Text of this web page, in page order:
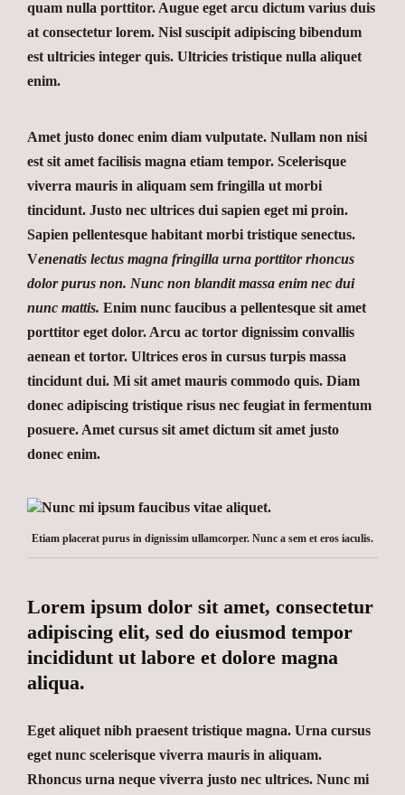
quam nulla porttitor. Augue eget arcu dictum varius duis
at consectetur lorem. Nisl suscipit adipiscing bibendum
est ultricies integer quis. Ultricies tristique nulla aliquet
enim.
Amet justo donec enim diam vulputate. Nullam non nisi
est sit amet facilisis magna etiam tempor. Scelerisque
viverra mauris in aliquam sem fringilla ut morbi
tincidunt. Justo nec ultrices dui sapien eget mi proin.
Sapien pellentesque habitant morbi tristique senectus.
Venenatis lectus magna fringilla urna porttitor rhoncus
dolor purus non. Nunc non blandit massa enim nec dui
nunc mattis. Enim nunc faucibus a pellentesque sit amet
porttitor eget dolor. Arcu ac tortor dignissim convallis
aenean et tortor. Ultrices eros in cursus turpis massa
tincidunt dui. Mi sit amet mauris commodo quis. Diam
donec adipiscing tristique risus nec feugiat in fermentum
posuere. Amet cursus sit amet dictum sit amet justo
donec enim.
Etiam placerat purus in dignissim ullamcorper. Nunc a sem et eros iaculis.
Lorem ipsum dolor sit amet, consectetur
adipiscing elit, sed do eiusmod tempor
incididunt ut labore et dolore magna
aliqua.
Eget aliquet nibh praesent tristique magna. Urna cursus
eget nunc scelerisque viverra mauris in aliquam.
Rhoncus urna neque viverra justo nec ultrices. Nunc mi